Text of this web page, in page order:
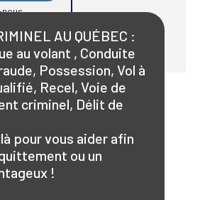
AU QUÉBEC :
au volant , Conduite
Possession, Vol à
Recel, Voie de
criminel, Délit de
pour vous aider afin
ou un
!